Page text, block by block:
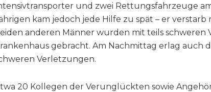
und zwei Rettungsfahrzeuge
kam jedoch jede Hilfe zu spät – er verstarb
anderen Männer wurden mit teils schweren
gebracht. Am Nachmittag erlag auch
Verletzungen.
20 Kollegen der Verunglückten sowie